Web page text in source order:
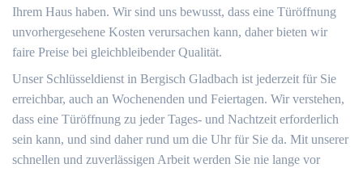
Ihrem Haus haben. Wir sind uns bewusst, dass eine Türöffnung
unvorhergesehene Kosten verursachen kann, daher bieten wir
faire Preise bei gleichbleibender Qualität.
Unser Schlüsseldienst in Bergisch Gladbach ist jederzeit für Sie
erreichbar, auch an Wochenenden und Feiertagen. Wir verstehen,
dass eine Türöffnung zu jeder Tages- und Nachtzeit erforderlich
sein kann, und sind daher rund um die Uhr für Sie da. Mit unserer
schnellen und zuverlässigen Arbeit werden Sie nie lange vor